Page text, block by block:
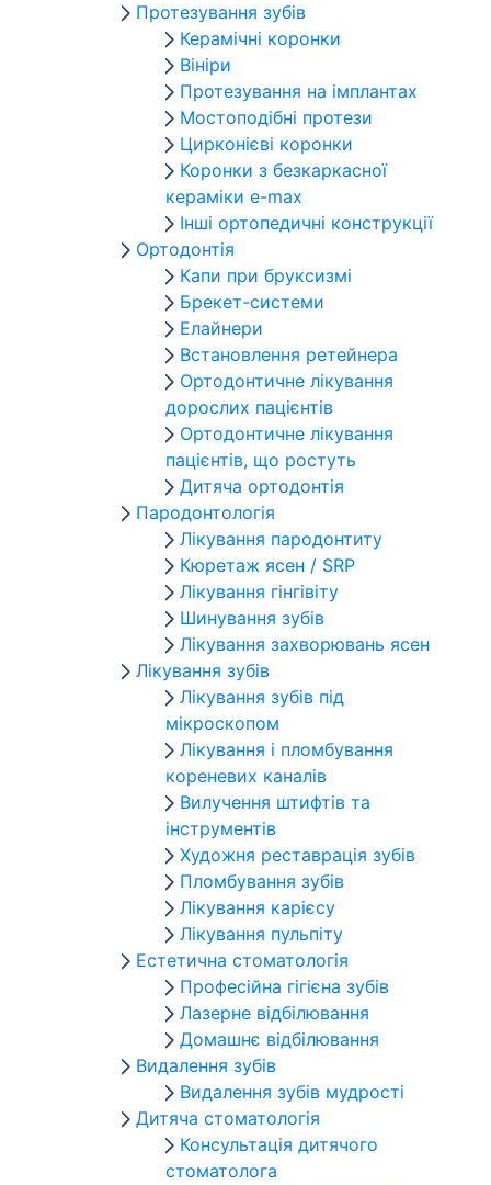
Протезування зубів
Керамічні коронки
Вініри
Протезування на імплантах
Мостоподібні протези
Цирконієві коронки
Коронки з безкаркасної
кераміки e-max
Інші ортопедичні конструкції
Ортодонтія
Капи при бруксизмі
Брекет-системи
Елайнери
Встановлення ретейнера
Ортодонтичне лікування
дорослих пацієнтів
Ортодонтичне лікування
пацієнтів, що ростуть
Дитяча ортодонтія
Пародонтологія
Лікування пародонтиту
Кюретаж ясен / SRP
Лікування гінгівіту
Шинування зубів
Лікування захворювань ясен
Лікування зубів
Лікування зубів під
мікроскопом
Лікування і пломбування
кореневих каналів
Вилучення штифтів та
інструментів
Художня реставрація зубів
Пломбування зубів
Лікування карієсу
Лікування пульпіту
Естетична стоматологія
Професійна гігієна зубів
Лазерне відбілювання
Домашнє відбілювання
Видалення зубів
Видалення зубів мудрості
Дитяча стоматологія
Консультація дитячого
стоматолога